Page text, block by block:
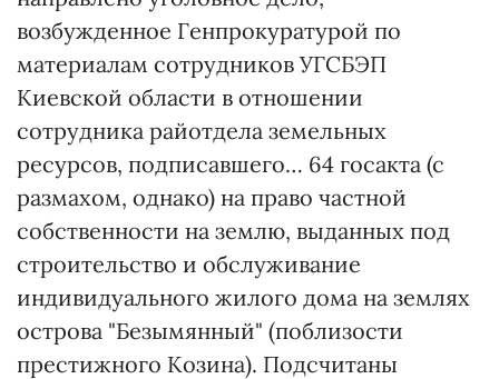
возбужденное Генпрокуратурой по
материалам сотрудников УГСБЭП
Киевской области в отношении
сотрудника райотдела земельных
ресурсов, подписавшего… 64 госакта (с
размахом, однако) на право частной
собственности на землю, выданных под
строительство и обслуживание
индивидуального жилого дома на землях
острова "Безымянный" (поблизости
престижного Козина). Подсчитаны